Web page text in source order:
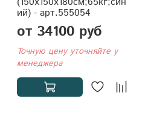
ий) - арт.555054
от 34100 руб
Точную цену уточняйте у
менеджера